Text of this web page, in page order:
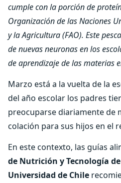
cumple con la porción de
Organización de las Naciones
y la Agricultura (FAO). Este
de nuevas neuronas en los
de aprendizaje de las materias
Marzo está a la vuelta de la
del año escolar los padres
preocuparse diariamente de
colación para sus hijos en el
En este contexto, las guías
de Nutrición y Tecnología
Universidad de Chile